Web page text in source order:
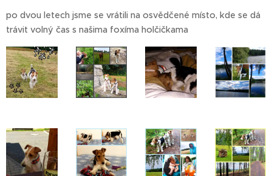
po dvou letech jsme se vrátili na osvědčené místo, kde se dá
trávit volný čas s našima foxíma holčičkama 😉🥰❤